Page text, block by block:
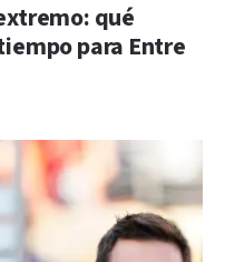
qué
para Entre